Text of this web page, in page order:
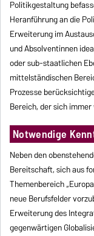
Politikgestaltung
Heranführung an die
Erweiterung im
und Absolventinnen
oder sub-staatlichen
mittelständischen
Prozesse
Bereich, der sich
Notwendige
Neben den
Bereitschaft, sich aus
Themenbereich
neue Berufsfelder
Erweiterung des
gegenwärtigen